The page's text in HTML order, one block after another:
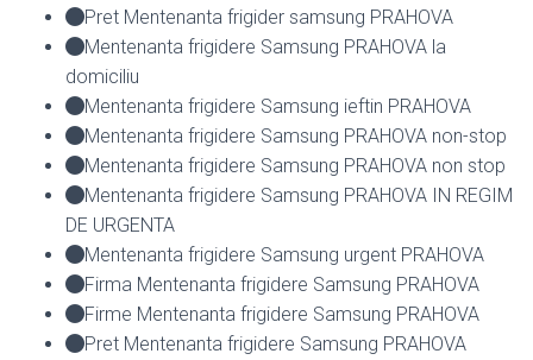
Pret Mentenanta frigider samsung PRAHOVA
Mentenanta frigidere Samsung PRAHOVA la
domiciliu
Mentenanta frigidere Samsung ieftin PRAHOVA
Mentenanta frigidere Samsung PRAHOVA non-stop
Mentenanta frigidere Samsung PRAHOVA non stop
Mentenanta frigidere Samsung PRAHOVA IN REGIM
DE URGENTA
Mentenanta frigidere Samsung urgent PRAHOVA
Firma Mentenanta frigidere Samsung PRAHOVA
Firme Mentenanta frigidere Samsung PRAHOVA
Pret Mentenanta frigidere Samsung PRAHOVA